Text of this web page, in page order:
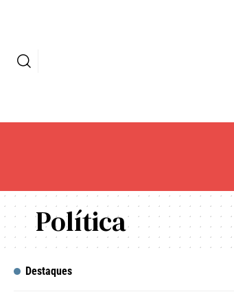
Política
Destaques